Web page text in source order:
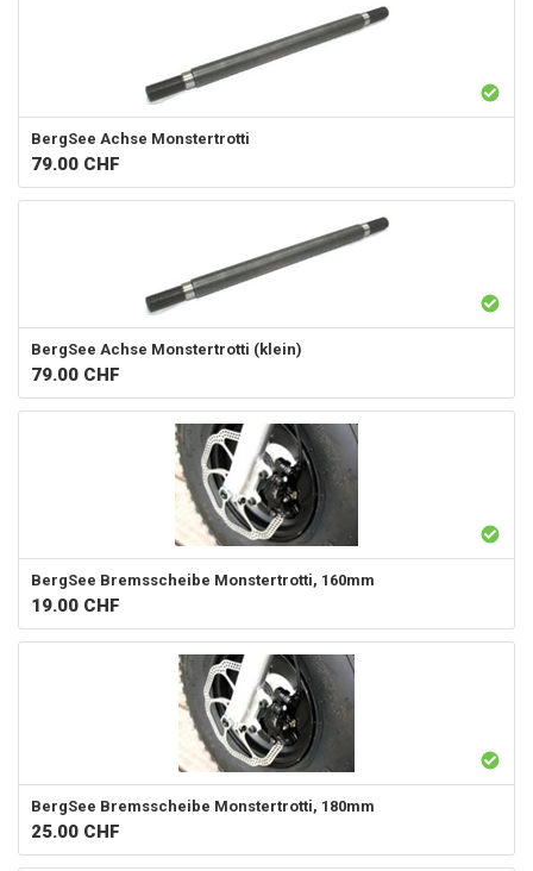
BergSee Achse Monstertrotti
79.00 CHF
BergSee Achse Monstertrotti (klein)
79.00 CHF
BergSee Bremsscheibe Monstertrotti, 160mm
19.00 CHF
BergSee Bremsscheibe Monstertrotti, 180mm
25.00 CHF